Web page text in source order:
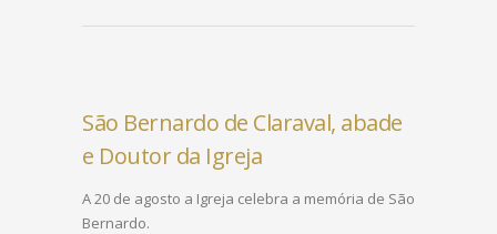
São Bernardo de Claraval, abade
e Doutor da Igreja
A 20 de agosto a Igreja celebra a memória de São
Bernardo.